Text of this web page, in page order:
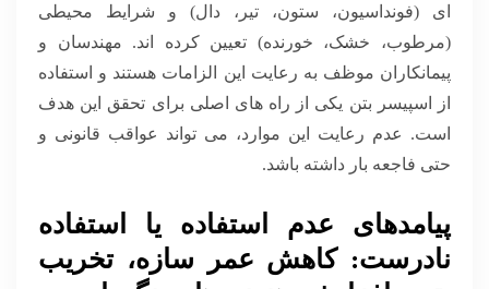
ای (فونداسیون، ستون، تیر، دال) و شرایط محیطی
(مرطوب، خشک، خورنده) تعیین کرده اند. مهندسان و
پیمانکاران موظف به رعایت این الزامات هستند و استفاده
از اسپیسر بتن یکی از راه های اصلی برای تحقق این هدف
است. عدم رعایت این موارد، می تواند عواقب قانونی و
حتی فاجعه بار داشته باشد.
پیامدهای عدم استفاده یا استفاده
نادرست: کاهش عمر سازه، تخریب